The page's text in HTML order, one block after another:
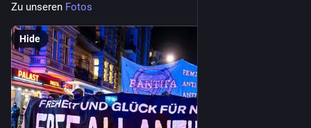
Zu unseren Fotos
Hide